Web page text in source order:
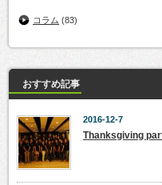
コラム (83)
おすすめ記事
2016-12-7
Thanksgiving